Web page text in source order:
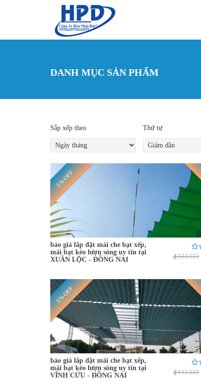
DANH MỤC SẢN PHẨM
Sắp xếp theo Thứ tự
5% OFF
báo giá lắp đặt mái che bạt xếp,
mái bạt kéo lượn sóng uy tín tại
XUÂN LỘC - ĐỒNG NAI
₫ 333.333
5% OFF
báo giá lắp đặt mái che bạt xếp,
mái bạt kéo lượn sóng uy tín tại
VĨNH CỬU - ĐỒNG NAI
₫ 433.333